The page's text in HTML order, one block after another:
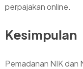
perpajakan online.
Kesimpulan
Pemadanan NIK dan